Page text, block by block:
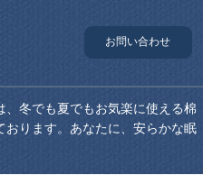
お問い合わせ
冬でも夏でもお気楽に使える棉
ります。あなたに、安らかな眠